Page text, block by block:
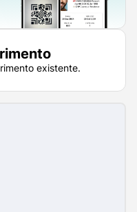
existente.